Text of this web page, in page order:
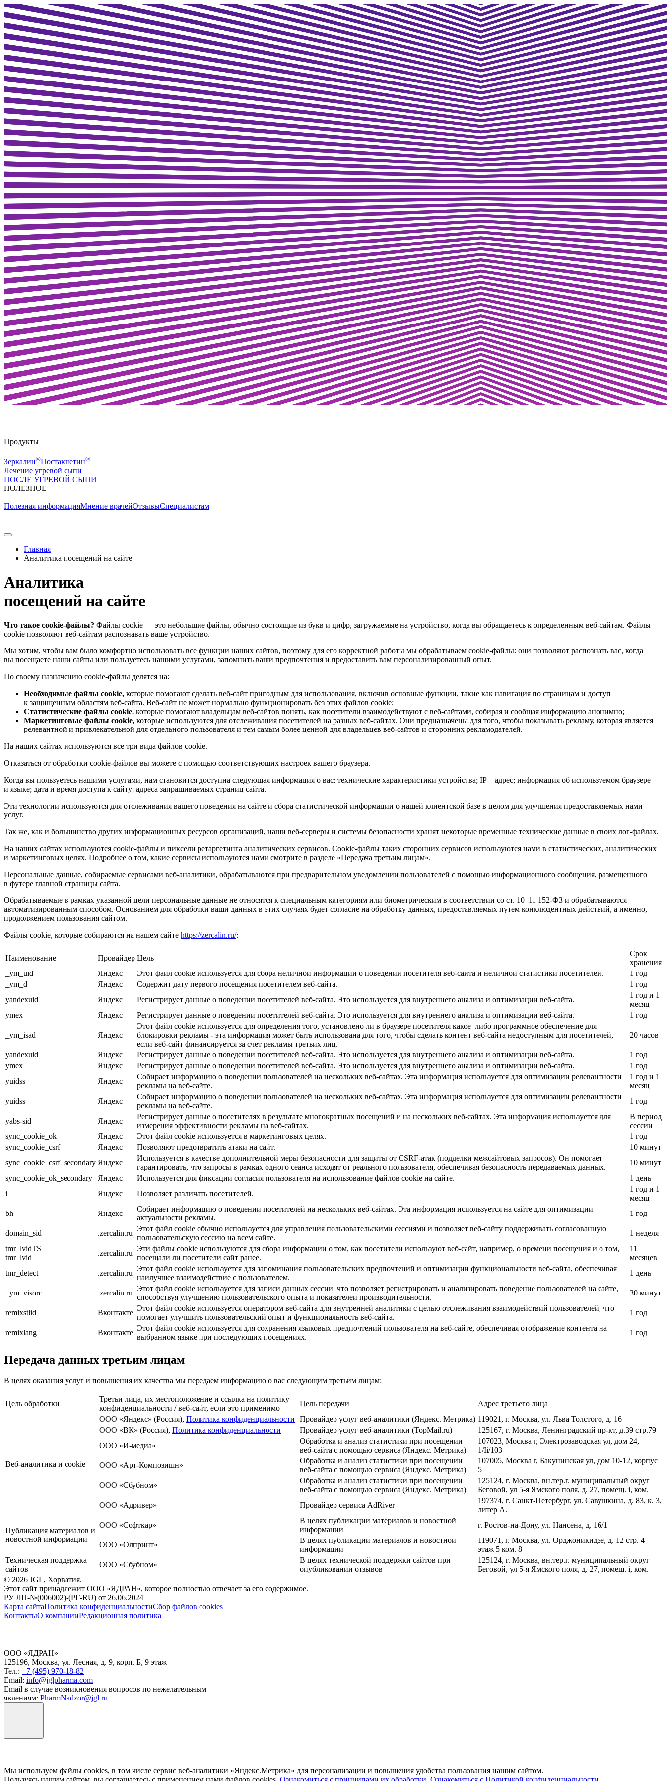
Продукты
Зеркалин®Постакнетин®
Лечение угревой сыпи
ПОСЛЕ УГРЕВОЙ СЫПИ
ПОЛЕЗНОE
Полезная информацияМнение врачейОтзывыСпециалистам
Главная
Аналитика посещений на сайте
Аналитика
посещений на сайте
Что такое cookie-файлы? Файлы cookie — это небольшие файлы, обычно состоящие из букв и цифр, загружаемые на устройство, когда вы обращаетесь к определенным веб-сайтам. Файлы
cookie позволяют веб-сайтам распознавать ваше устройство.
Мы хотим, чтобы вам было комфортно использовать все функции наших сайтов, поэтому для его корректной работы мы обрабатываем cookie-файлы: они позволяют распознать вас, когда
вы посещаете наши сайты или пользуетесь нашими услугами, запомнить ваши предпочтения и предоставить вам персонализированный опыт.
По своему назначению cookie-файлы делятся на:
Необходимые файлы cookie, которые помогают сделать веб-сайт пригодным для использования, включив основные функции, такие как навигация по страницам и доступ
к защищенным областям веб-сайта. Веб-сайт не может нормально функционировать без этих файлов cookie;
Статистические файлы cookie, которые помогают владельцам веб-сайтов понять, как посетители взаимодействуют с веб-сайтами, собирая и сообщая информацию анонимно;
Маркетинговые файлы cookie, которые используются для отслеживания посетителей на разных веб-сайтах. Они предназначены для того, чтобы показывать рекламу, которая является
релевантной и привлекательной для отдельного пользователя и тем самым более ценной для владельцев веб-сайтов и сторонних рекламодателей.
На наших сайтах используются все три вида файлов cookie.
Отказаться от обработки cookie-файлов вы можете с помощью соответствующих настроек вашего браузера.
Когда вы пользуетесь нашими услугами, нам становится доступна следующая информация о вас: технические характеристики устройства; IP—адрес; информация об используемом браузере
и языке; дата и время доступа к сайту; адреса запрашиваемых страниц сайта.
Эти технологии используются для отслеживания вашего поведения на сайте и сбора статистической информации о нашей клиентской базе в целом для улучшения предоставляемых нами
услуг.
Так же, как и большинство других информационных ресурсов организаций, наши веб-серверы и системы безопасности хранят некоторые временные технические данные в своих лог-файлах.
На наших сайтах используются cookie-файлы и пиксели ретаргетинга аналитических сервисов. Cookie-файлы таких сторонних сервисов используются нами в статистических, аналитических
и маркетинговых целях. Подробнее о том, какие сервисы используются нами смотрите в разделе «Передача третьим лицам».
Персональные данные, собираемые сервисами веб-аналитики, обрабатываются при предварительном уведомлении пользователей с помощью информационного сообщения, размещенного
в футере главной страницы сайта.
Обрабатываемые в рамках указанной цели персональные данные не относятся к специальным категориям или биометрическим в соответствии со ст. 10–11 152-ФЗ и обрабатываются
автоматизированным способом. Основанием для обработки ваши данных в этих случаях будет согласие на обработку данных, предоставляемых путем конклюдентных действий, а именно,
продолжением пользования сайтом.
Файлы cookie, которые собираются на нашем сайте https://zercalin.ru/:
Наименование Провайдер Цель
Срок
хранения
_ym_uid
Яндекс Этот файл cookie используется для сбора неличной информации о поведении посетителя веб-сайта и неличной статистики посетителей.
1 год
_ym_d
Яндекс Содержит дату первого посещения посетителем веб-сайта.
1 год
yandexuid
Яндекс Регистрирует данные о поведении посетителей веб-сайта. Это используется для внутреннего анализа и оптимизации веб-сайта.
1 год и 1
месяц
ymex
Яндекс Регистрирует данные о поведении посетителей веб-сайта. Это используется для внутреннего анализа и оптимизации веб-сайта. 1 год
_ym_isad Яндекс
Этот файл cookie используется для определения того, установлено ли в браузере посетителя какое–либо программное обеспечение для
блокировки рекламы - эта информация может быть использована для того, чтобы сделать контент веб-сайта недоступным для посетителей,
если веб-сайт финансируется за счет рекламы третьих лиц.
20 часов
yandexuid Яндекс Регистрирует данные о поведении посетителей веб-сайта. Это используется для внутреннего анализа и оптимизации веб-сайта.
1 год
ymex
Яндекс Регистрирует данные о поведении посетителей веб-сайта. Это используется для внутреннего анализа и оптимизации веб-сайта.
1 год
yuidss
Яндекс
Собирает информацию о поведении пользователей на нескольких веб-сайтах. Эта информация используется для оптимизации релевантности
рекламы на веб-сайте.
1 год и 1
месяц
yuidss
Яндекс
Собирает информацию о поведении пользователей на нескольких веб-сайтах. Эта информация используется для оптимизации релевантности
рекламы на веб-сайте.
1 год
yabs-sid Яндекс
Регистрирует данные о посетителях в результате многократных посещений и на нескольких веб-сайтах. Эта информация используется для
измерения эффективности рекламы на веб-сайтах.
В период
сессии
sync_cookie_ok
Яндекс Этот файл cookie используется в маркетинговых целях.
1 год
sync_cookie_csrf
Яндекс Позволяют предотвратить атаки на сайт.
10 минут
sync_cookie_csrf_secondary Яндекс
Используется в качестве дополнительной меры безопасности для защиты от CSRF-атак (подделки межсайтовых запросов). Он помогает
гарантировать, что запросы в рамках одного сеанса исходят от реального пользователя, обеспечивая безопасность передаваемых данных.
10 минут
sync_cookie_ok_secondary
Яндекс Используется для фиксации согласия пользователя на использование файлов cookie на сайте.
1 день
i
Яндекс Позволяет различать посетителей.
1 год и 1
месяц
bh
Яндекс
Собирает информацию о поведении посетителей на нескольких веб-сайтах. Эта информация используется на сайте для оптимизации
актуальности рекламы.
1 год
domain_sid .zercalin.ru
Этот файл cookie обычно используется для управления пользовательскими сессиями и позволяет веб-сайту поддерживать согласованную
пользовательскую сессию на всем сайте.
1 неделя
tmr_lvidTS
tmr_lvid
.zercalin.ru
Эти файлы cookie используются для сбора информации о том, как посетители используют веб-сайт, например, о времени посещения и о том,
посещали ли посетители сайт ранее.
11
месяцев
tmr_detect
.zercalin.ru
Этот файл cookie используется для запоминания пользовательских предпочтений и оптимизации функциональности веб-сайта, обеспечивая
наилучшее взаимодействие с пользователем.
1 день
_ym_visorc .zercalin.ru
Этот файл cookie используется для записи данных сессии, что позволяет регистрировать и анализировать поведение пользователей на сайте,
способствуя улучшению пользовательского опыта и показателей производительности.
30 минут
remixstlid Вконтакте
Этот файл cookie используется оператором веб-сайта для внутренней аналитики с целью отслеживания взаимодействий пользователей, что
помогает улучшить пользовательский опыт и функциональность веб-сайта.
1 год
remixlang Вконтакте
Этот файл cookie используется для сохранения языковых предпочтений пользователя на веб-сайте, обеспечивая отображение контента на
выбранном языке при последующих посещениях.
1 год
Передача данных третьим лицам
В целях оказания услуг и повышения их качества мы передаем информацию о вас следующим третьим лицам:
Цель обработки
Третьи лица, их местоположение и ссылка на политику
конфиденциальности / веб-сайт, если это применимо
Цель передачи Адрес третьего лица
Веб-аналитика и cookie
ООО «Яндекс» (Россия), Политика конфиденциальности Провайдер услуг веб-аналитики (Яндекс. Метрика) 119021, г. Москва, ул. Льва Толстого, д. 16
ООО «ВК» (Россия), Политика конфиденциальности Провайдер услуг веб-аналитики (TopMail.ru)
125167, г. Москва, Ленинградский пр-кт, д.39 стр.79
ООО «И-медиа»
Обработка и анализ статистики при посещении
веб-сайта с помощью сервиса (Яндекс. Метрика)
107023, Москва г, Электрозаводская ул, дом 24,
1/Ii/103
ООО «Арт-Композишн»
Обработка и анализ статистики при посещении
веб-сайта с помощью сервиса (Яндекс. Метрика)
107005, Москва г, Бакунинская ул, дом 10-12, корпус
5
ООО «Сбубном»
Обработка и анализ статистики при посещении
веб-сайта с помощью сервиса (Яндекс. Метрика)
125124, г. Москва, вн.тер.г. муниципальный округ
Беговой, ул 5-я Ямского поля, д. 27, помещ. i, ком.
ООО «Адривер»
Провайдер сервиса AdRiver
197374, г. Санкт-Петербург, ул. Савушкина, д. 83, к. 3,
литер А.
Публикация материалов и
новостной информации
ООО «Софткар»
В целях публикации материалов и новостной
информации
г. Ростов-на-Дону, ул. Нансена, д. 16/1
ООО «Олпринт»
В целях публикации материалов и новостной
информации
119071, г. Москва, ул. Орджоникидзе, д. 12 стр. 4
этаж 5 ком. 8
Техническая поддержка
сайтов
ООО «Сбубном»
В целях технической поддержки сайтов при
опубликовании отзывов
125124, г. Москва, вн.тер.г. муниципальный округ
Беговой, ул 5-я Ямского поля, д. 27, помещ. i, ком.
© 2026 JGL, Хорватия.
Этот сайт принадлежит ООО «ЯДРАН», которое полностью отвечает за его содержимое.
РУ ЛП-№(006002)-(РГ-RU) от 26.06.2024
Карта сайтаПолитика конфиденциальностиСбор файлов cookies
КонтактыО компанииРедакционная политика
ООО «ЯДРАН»
125196, Москва, ул. Лесная, д. 9, корп. Б, 9 этаж
Тел.: +7 (495) 970-18-82
Email: info@jglpharma.com
Email в случае возникновения вопросов по нежелательным
явлениям: PharmNadzor@jgl.ru
Мы используем файлы cookies, в том числе сервис веб-аналитики «Яндекс.Метрика» для персонализации и повышения удобства пользования нашим сайтом.
Пользуясь нашим сайтом, вы соглашаетесь с применением нами файлов cookies. Ознакомиться с принципами их обработки Ознакомиться с Политикой конфиденциальности